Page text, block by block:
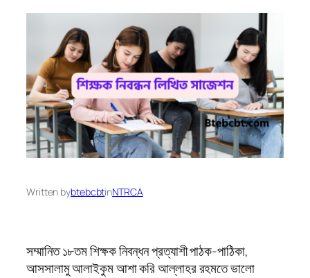
Written bybtebcbtinNTRCA
সম্মানিত ১৮তম শিক্ষক নিবন্ধন প্রত্যাশী পাঠক-পাঠিকা,
আসসালামু আলাইকুম আশা করি আল্লাহর রহমতে ভালো